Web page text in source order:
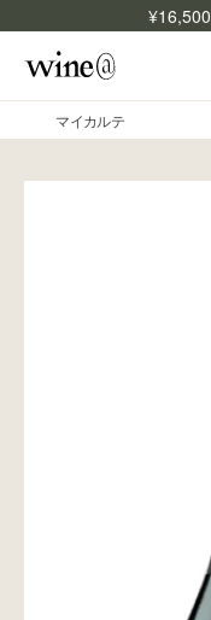
¥16,500
マイカルテ
マイカルテ